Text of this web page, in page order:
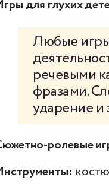
для глухих
Любые
речевыми
фразами.
ударение и
ролевые